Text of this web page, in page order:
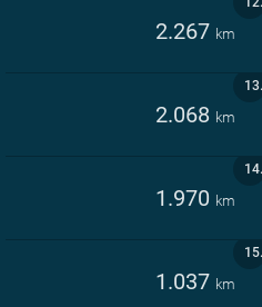
2.267 km
13.
2.068 km
14.
1.970 km
15.
1.037 km